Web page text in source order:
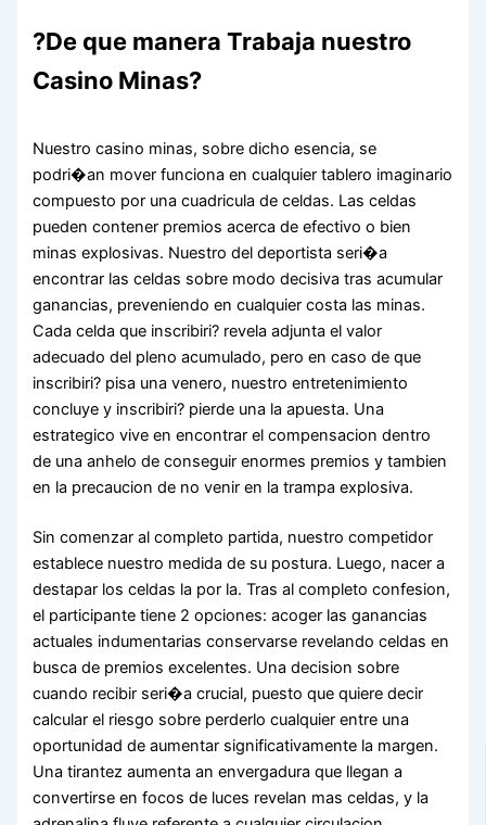
?De que manera Trabaja nuestro
Casino Minas?
Nuestro casino minas, sobre dicho esencia, se
podri�an mover funciona en cualquier tablero imaginario
compuesto por una cuadricula de celdas. Las celdas
pueden contener premios acerca de efectivo o bien
minas explosivas. Nuestro del deportista seri�a
encontrar las celdas sobre modo decisiva tras acumular
ganancias, preveniendo en cualquier costa las minas.
Cada celda que inscribiri? revela adjunta el valor
adecuado del pleno acumulado, pero en caso de que
inscribiri? pisa una venero, nuestro entretenimiento
concluye y inscribiri? pierde una la apuesta. Una
estrategico vive en encontrar el compensacion dentro
de una anhelo de conseguir enormes premios y tambien
en la precaucion de no venir en la trampa explosiva.
Sin comenzar al completo partida, nuestro competidor
establece nuestro medida de su postura. Luego, nacer a
destapar los celdas la por la. Tras al completo confesion,
el participante tiene 2 opciones: acoger las ganancias
actuales indumentarias conservarse revelando celdas en
busca de premios excelentes. Una decision sobre
cuando recibir seri�a crucial, puesto que quiere decir
calcular el riesgo sobre perderlo cualquier entre una
oportunidad de aumentar significativamente la margen.
Una tirantez aumenta an envergadura que llegan a
convertirse en focos de luces revelan mas celdas, y la